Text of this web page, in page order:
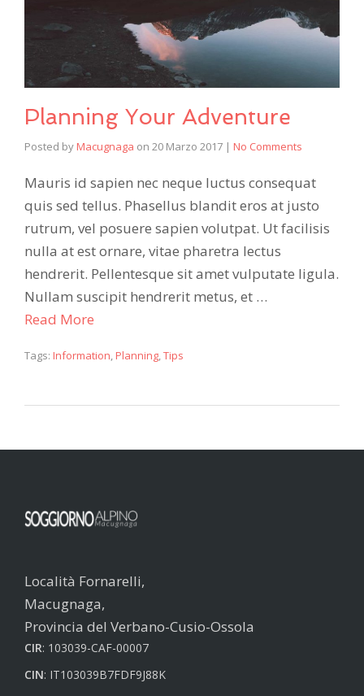
Planning Your Adventure
Posted by Macugnaga on 20 Marzo 2017 | No Comments
Mauris id sapien nec neque luctus consequat
quis sed tellus. Phasellus blandit eros at justo
rutrum, vel posuere sapien volutpat. Ut facilisis
nulla at est ornare, vitae pharetra lectus
hendrerit. Pellentesque sit amet vulputate ligula.
Nullam suscipit hendrerit metus, et …
Read More
Tags: Information, Planning,Tips
Località Fornarelli,
Macugnaga,
Provincia del Verbano-Cusio-Ossola
CIR: 103039-CAF-00007
CIN: IT103039B7FDF9J88K